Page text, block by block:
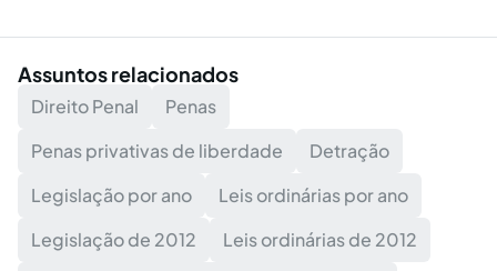
Assuntos relacionados
Direito Penal
Penas
Penas privativas de liberdade
Detração
Legislação por ano
Leis ordinárias por ano
Legislação de 2012
Leis ordinárias de 2012